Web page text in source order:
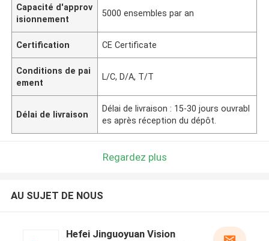
Capacité d'approv
isionnement
5000 ensembles par an
Certification CE Certificate
Conditions de pai
ement
L/C, D/A, T/T
Délai de livraison
Délai de livraison : 15-30 jours ouvrabl
es après réception du dépôt.
Regardez plus
AU SUJET DE NOUS
Hefei Jinguoyuan Vision